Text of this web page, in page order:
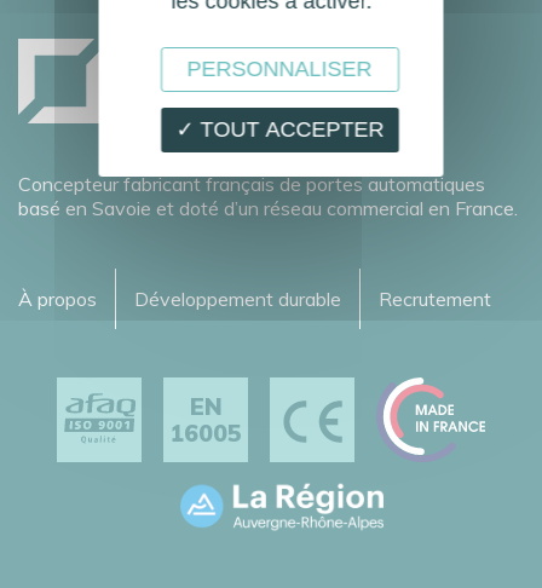
Concepteur fabricant français de portes automatiques
basé en Savoie et doté d’un réseau commercial en France.
À propos Développement durable Recrutement
EN
16005
✓ TOUT ACCEPTER
PERSONNALISER